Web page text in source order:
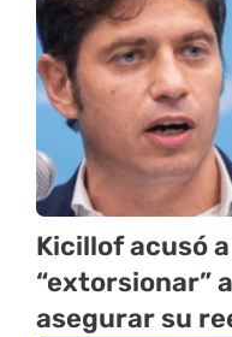
Kicillof acusó
“extorsionar”
asegurar su